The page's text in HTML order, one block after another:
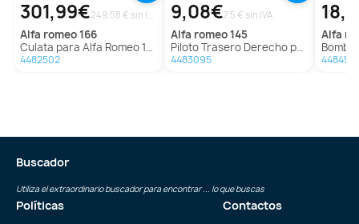
301,99€ 249.58 € sin IVA
alfa romeo166
Culata para Alfa Romeo 166
4482502
9,08€7.5 € sin IVA
alfa romeo145
Piloto Trasero Derecho para Alfa Romeo 145
4483095
alfa
Bomba
4484551
Buscador
Utiliza el extraordinario buscador para encontrar ... lo que buscas
Políticas Contactos